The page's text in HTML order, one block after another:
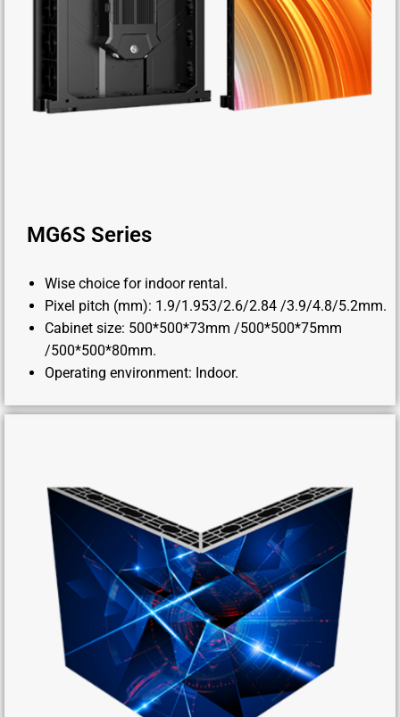
MG6S Series
Wise choice for indoor rental.
Pixel pitch (mm): 1.9/1.953/2.6/2.84 /3.9/4.8/5.2mm.
Cabinet size: 500*500*73mm /500*500*75mm
/500*500*80mm.
Operating environment: Indoor.